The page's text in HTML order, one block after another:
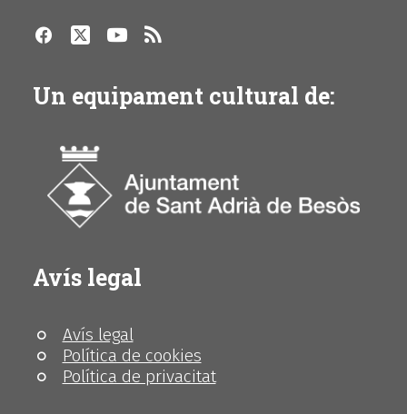
Un equipament cultural de:
Avís legal
Avís legal
Política de cookies
Política de privacitat